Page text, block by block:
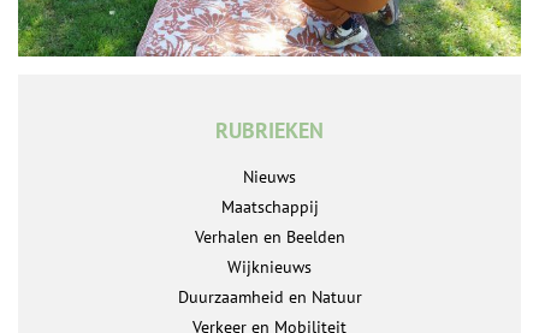
RUBRIEKEN
Nieuws
Maatschappij
Verhalen en Beelden
Wijknieuws
Duurzaamheid en Natuur
Verkeer en Mobiliteit